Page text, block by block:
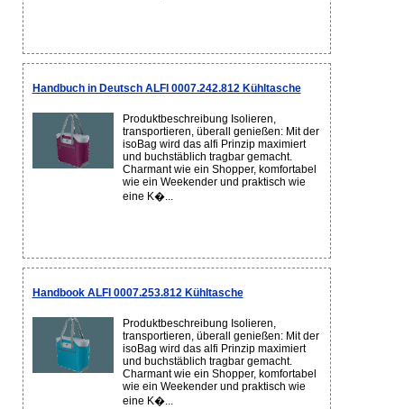
Handbuch in Deutsch ALFI 0007.242.812 Kühltasche
Produktbeschreibung Isolieren,
transportieren, überall genießen: Mit der
isoBag wird das alfi Prinzip maximiert
und buchstäblich tragbar gemacht.
Charmant wie ein Shopper, komfortabel
wie ein Weekender und praktisch wie
eine K�...
Handbook ALFI 0007.253.812 Kühltasche
Produktbeschreibung Isolieren,
transportieren, überall genießen: Mit der
isoBag wird das alfi Prinzip maximiert
und buchstäblich tragbar gemacht.
Charmant wie ein Shopper, komfortabel
wie ein Weekender und praktisch wie
eine K�...